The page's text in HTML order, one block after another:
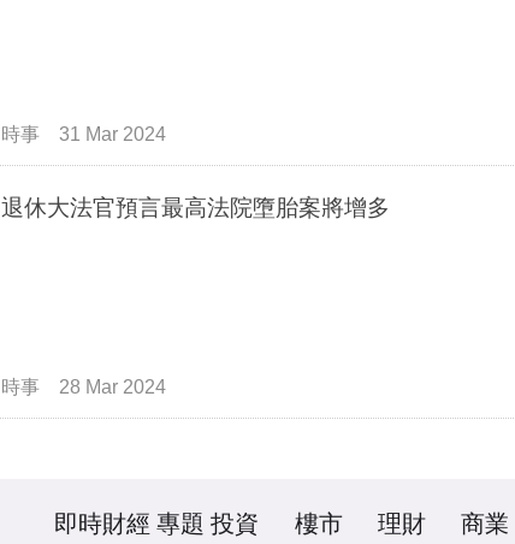
時事 31 Mar 2024
退休大法官預言最高法院墮胎案將增多
時事 28 Mar 2024
即時財經 專題 投資 樓市 理財 商業